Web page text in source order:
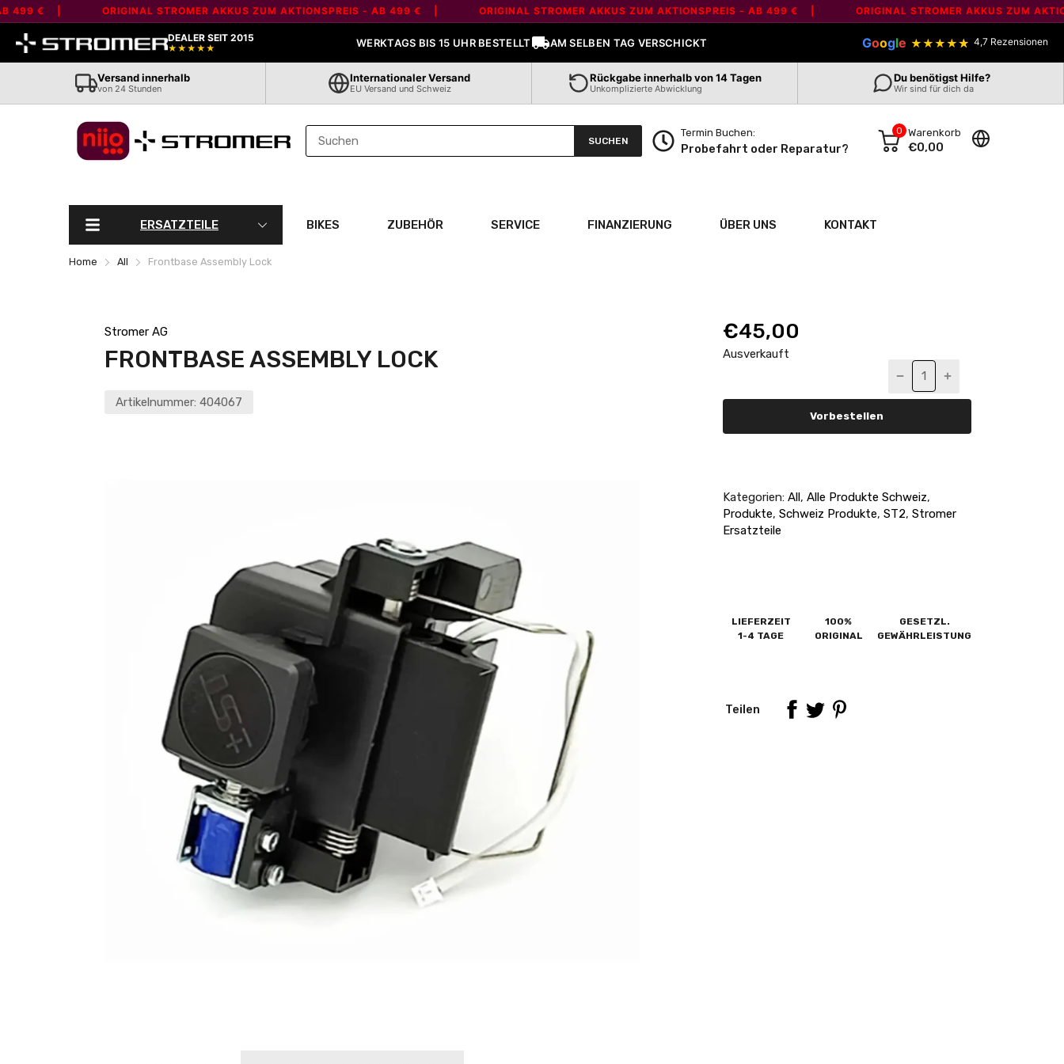
Liquid error (layout/theme line 80): Error in tag 'section' - 'marquee' is not a valid section type
€ | ORIGINAL STROMER AKKUS ZUM AKTIONSPREIS - AB 499 € | ORIGINAL STROMER AKKUS ZUM AKTIONSPREIS - AB 499 € | ORIGINAL STROMER AKKUS ZUM
DEALER SEIT 2015
★★★★★ WERKTAGS BIS 15 UHR BESTELLT AM SELBEN TAG VERSCHICKT Google ★★★★★ 4,7 Rezensionen
Versand innerhalb
von 24 Stunden
Internationaler Versand
EU Versand und Schweiz
Rückgabe innerhalb von 14 Tagen
Unkomplizierte Abwicklung
Du benötigst Hilfe?
Wir sind für dich da
SUCHEN
Termin Buchen:
Probefahrt oder Reparatur?
0 Warenkorb
€0,00
ERSATZTEILE BIKES ZUBEHÖR SERVICE FINANZIERUNG ÜBER UNS KONTAKT
Home All Frontbase Assembly Lock
Stromer AG
FRONTBASE ASSEMBLY LOCK
Artikelnummer: 404067
€45,00
Ausverkauft
Vorbestellen
Kategorien:All, Alle Produkte Schweiz,
Produkte, Schweiz Produkte, ST2, Stromer
Ersatzteile
LIEFERZEIT
1-4 TAGE
100%
ORIGINAL
GESETZL.
GEWÄHRLEISTUNG
Teilen